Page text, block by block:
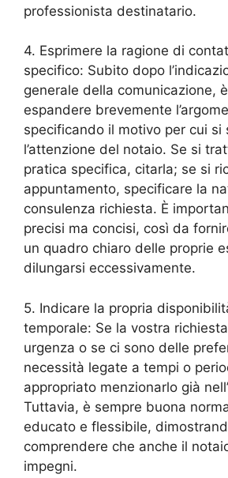
professionista destinatario.
4. Esprimere la ragione di
specifico: Subito dopo
generale della comunicazione,
espandere brevemente
specificando il motivo per cui si
l’attenzione del notaio. Se si
pratica specifica, citarla; se si
appuntamento, specificare la
consulenza richiesta. È
precisi ma concisi, così da
un quadro chiaro delle proprie
dilungarsi eccessivamente.
5. Indicare la propria
temporale: Se la vostra
urgenza o se ci sono delle
necessità legate a tempi o
appropriato menzionarlo già
Tuttavia, è sempre buona
educato e flessibile,
comprendere che anche il
impegni.